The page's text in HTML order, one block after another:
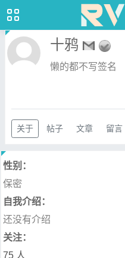
十鸦
懒的都不写签名
关于 帖子 文章 留言
性别：
保密
自我介绍：
还没有介绍
关注：
75 人